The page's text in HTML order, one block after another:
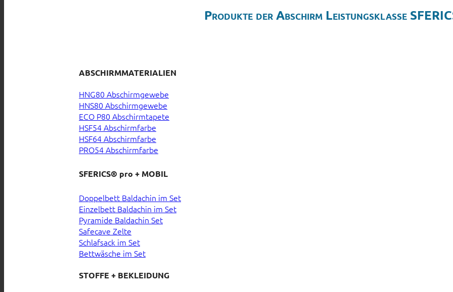
Produkte der Abschirm Leistungsklasse
ABSCHIRMMATERIALIEN
HNG80 Abschirmgewebe
HNS80 Abschirmgewebe
ECO P80 Abschirmtapete
HSF54 Abschirmfarbe
HSF64 Abschirmfarbe
PRO54 Abschirmfarbe
SFERICS® pro + MOBIL
Doppelbett Baldachin im Set
Einzelbett Baldachin im Set
Pyramide Baldachin Set
Safecave Zelte
Schlafsack im Set
Bettwäsche im Set
STOFFE + BEKLEIDUNG